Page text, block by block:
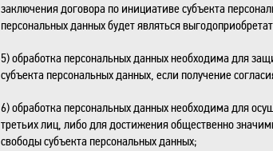
заключения договора по инициативе субъекта
персональных данных будет являться
5) обработка персональных данных необходима для
субъекта персональных данных, если получение
6) обработка персональных данных необходима для
третьих лиц, либо для достижения общественно
свободы субъекта персональных данных;